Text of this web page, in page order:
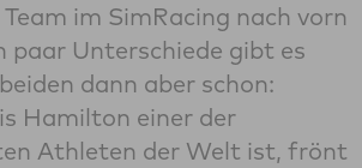
im SimRacing nach vorn
paar Unterschiede gibt es
dann aber schon:
Hamilton einer der
Athleten der Welt ist, frönt